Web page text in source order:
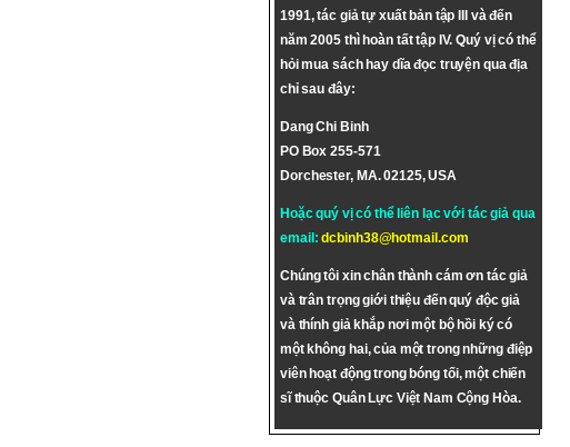
1991, tác giả tự xuất bản tập III và đến
năm 2005 thì hoàn tất tập IV. Quý vị có thể
hỏi mua sách hay dĩa đọc truyện qua địa
chỉ sau đây:
Dang Chi Binh
PO Box 255-571
Dorchester, MA. 02125, USA
Hoặc quý vị có thể liên lạc với tác giả qua
email:dcbinh38@hotmail.com
Chúng tôi xin chân thành cám ơn tác giả
và trân trọng giới thiệu đến quý độc giả
và thính giả khắp nơi một bộ hồi ký có
một không hai, của một trong những điệp
viên hoạt động trong bóng tối, một chiến
sĩ thuộc Quân Lực Việt Nam Cộng Hòa.